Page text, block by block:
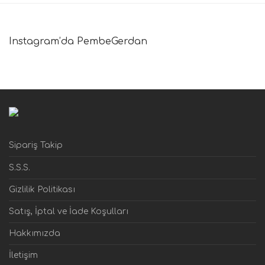
Instagram’da PembeGerdan
Sipariş Takip
S.S.S.
Gizlilik Politikası
Satış, İptal ve İade Koşulları
Hakkımızda
İletişim